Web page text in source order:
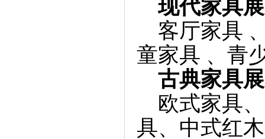
现代家具
客厅家具
童家具 、青
古典家具
欧式家具
具、中式红